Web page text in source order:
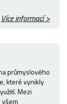
Více informací >
průmyslového
které vynikly
Mezi
všem